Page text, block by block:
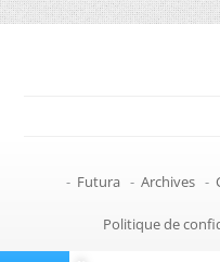
- Futura - Archives -
Politique de